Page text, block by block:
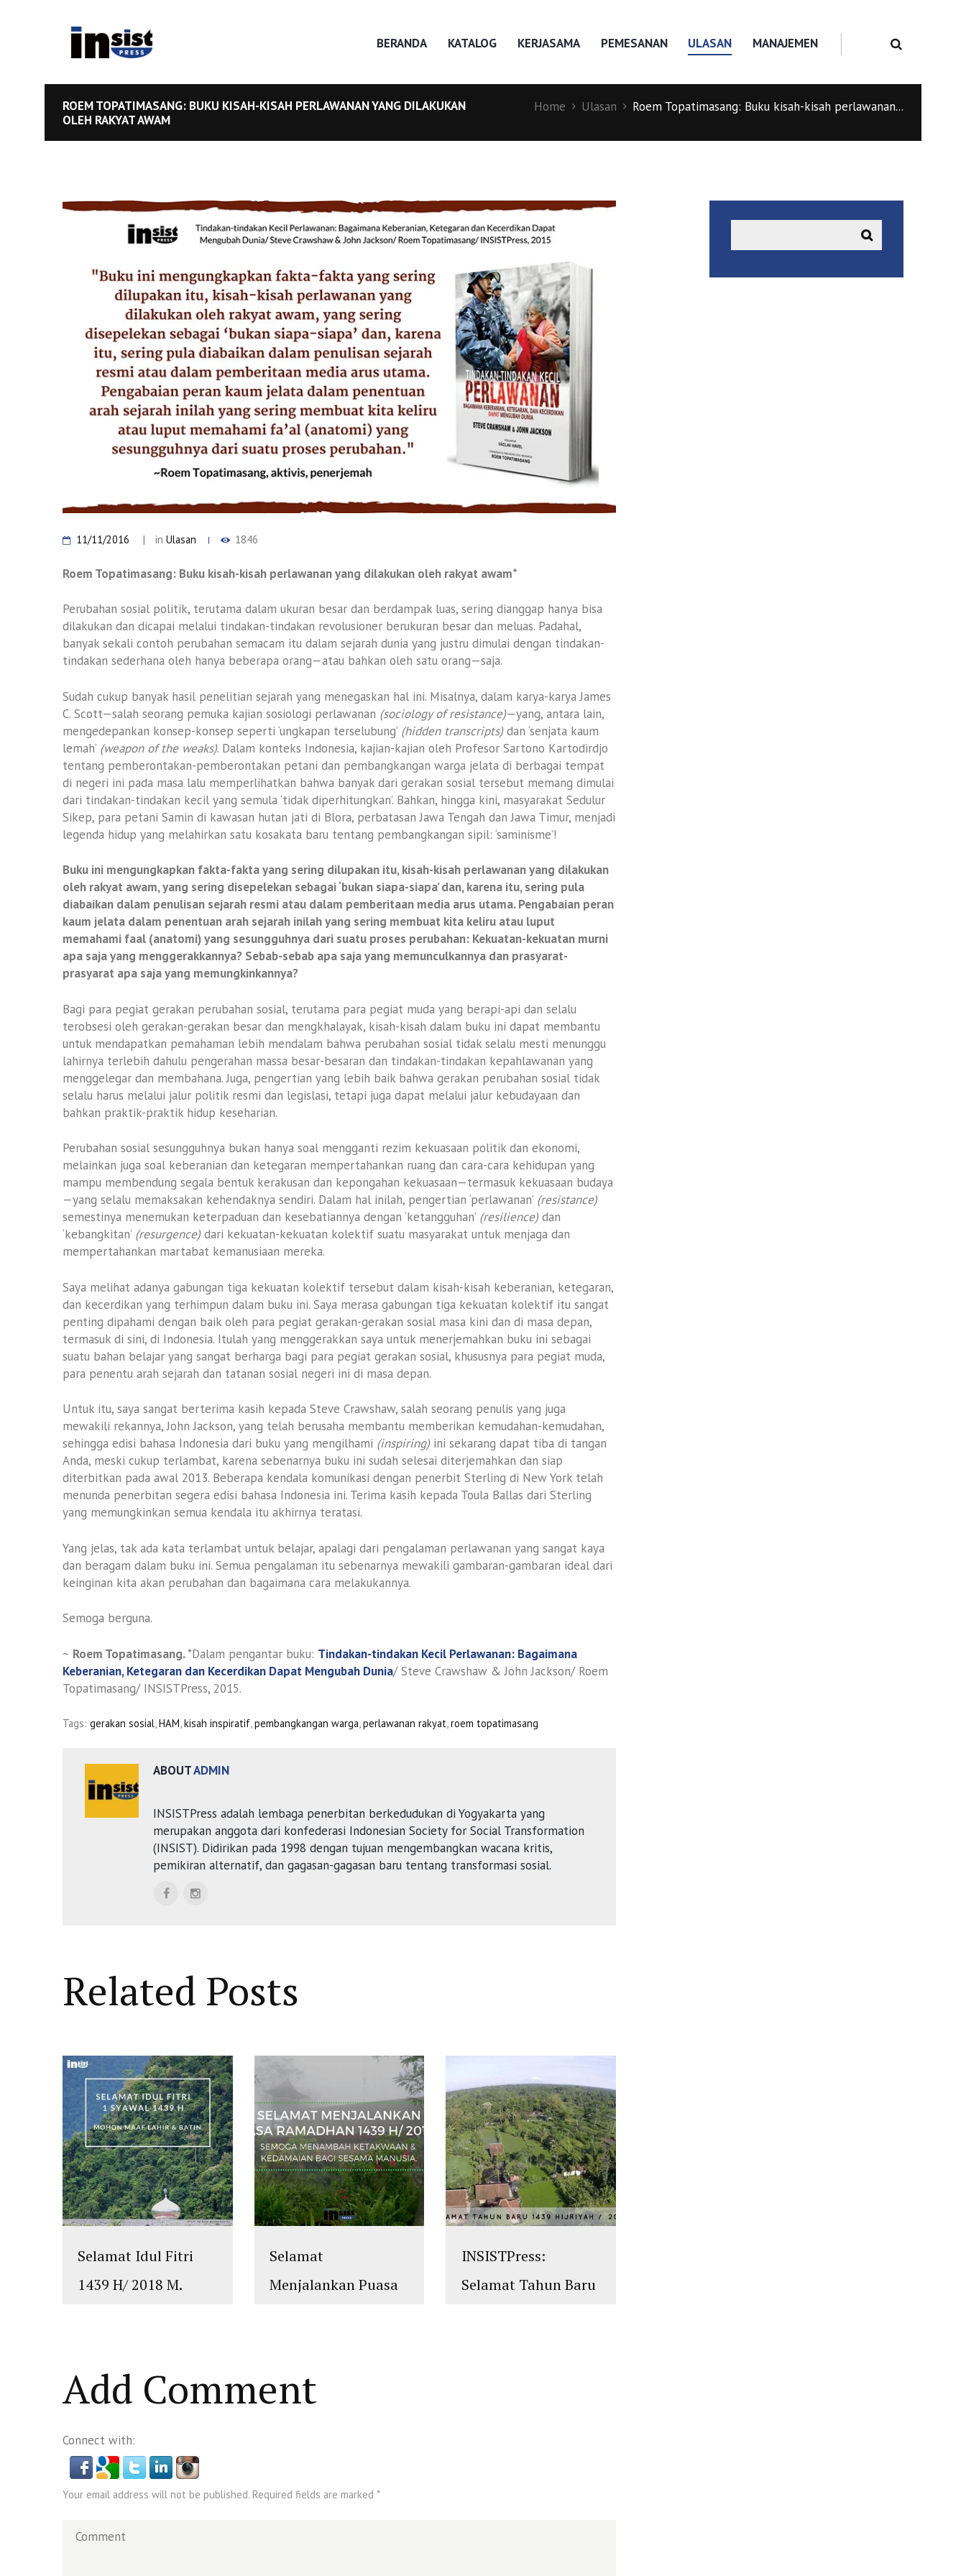
BERANDA KATALOG KERJASAMA PEMESANAN ULASAN MANAJEMEN
ROEM TOPATIMASANG: BUKU KISAH-KISAH PERLAWANAN YANG DILAKUKAN
OLEH RAKYAT AWAM
Home Ulasan Roem Topatimasang: Buku kisah-kisah perlawanan...
11/11/2016 inUlasan 1846
Roem Topatimasang: Buku kisah-kisah perlawanan yang dilakukan oleh rakyat awam*
Perubahan sosial politik, terutama dalam ukuran besar dan berdampak luas, sering dianggap hanya bisa
dilakukan dan dicapai melalui tindakan-tindakan revolusioner berukuran besar dan meluas. Padahal,
banyak sekali contoh perubahan semacam itu dalam sejarah dunia yang justru dimulai dengan tindakan-
tindakan sederhana oleh hanya beberapa orang—atau bahkan oleh satu orang—saja.
Sudah cukup banyak hasil penelitian sejarah yang menegaskan hal ini. Misalnya, dalam karya-karya James
C. Scott—salah seorang pemuka kajian sosiologi perlawanan (sociology of resistance)—yang, antara lain,
mengedepankan konsep-konsep seperti ‘ungkapan terselubung’ (hidden transcripts) dan ‘senjata kaum
lemah’ (weapon of the weaks). Dalam konteks Indonesia, kajian-kajian oleh Profesor Sartono Kartodirdjo
tentang pemberontakan-pemberontakan petani dan pembangkangan warga jelata di berbagai tempat
di negeri ini pada masa lalu memperlihatkan bahwa banyak dari gerakan sosial tersebut memang dimulai
dari tindakan-tindakan kecil yang semula ‘tidak diperhitungkan’. Bahkan, hingga kini, masyarakat Sedulur
Sikep, para petani Samin di kawasan hutan jati di Blora, perbatasan Jawa Tengah dan Jawa Timur, menjadi
legenda hidup yang melahirkan satu kosakata baru tentang pembangkangan sipil: ‘saminisme’!
Buku ini mengungkapkan fakta-fakta yang sering dilupakan itu, kisah-kisah perlawanan yang dilakukan
oleh rakyat awam, yang sering disepelekan sebagai ‘bukan siapa-siapa’ dan, karena itu, sering pula
diabaikan dalam penulisan sejarah resmi atau dalam pemberitaan media arus utama. Pengabaian peran
kaum jelata dalam penentuan arah sejarah inilah yang sering membuat kita keliru atau luput
memahami faal (anatomi) yang sesungguhnya dari suatu proses perubahan: Kekuatan-kekuatan murni
apa saja yang menggerakkannya? Sebab-sebab apa saja yang memunculkannya dan prasyarat-
prasyarat apa saja yang memungkinkannya?
Bagi para pegiat gerakan perubahan sosial, terutama para pegiat muda yang berapi-api dan selalu
terobsesi oleh gerakan-gerakan besar dan mengkhalayak, kisah-kisah dalam buku ini dapat membantu
untuk mendapatkan pemahaman lebih mendalam bahwa perubahan sosial tidak selalu mesti menunggu
lahirnya terlebih dahulu pengerahan massa besar-besaran dan tindakan-tindakan kepahlawanan yang
menggelegar dan membahana. Juga, pengertian yang lebih baik bahwa gerakan perubahan sosial tidak
selalu harus melalui jalur politik resmi dan legislasi, tetapi juga dapat melalui jalur kebudayaan dan
bahkan praktik-praktik hidup keseharian.
Perubahan sosial sesungguhnya bukan hanya soal mengganti rezim kekuasaan politik dan ekonomi,
melainkan juga soal keberanian dan ketegaran mempertahankan ruang dan cara-cara kehidupan yang
mampu membendung segala bentuk kerakusan dan kepongahan kekuasaan—termasuk kekuasaan budaya
—yang selalu memaksakan kehendaknya sendiri. Dalam hal inilah, pengertian ‘perlawanan’ (resistance)
semestinya menemukan keterpaduan dan kesebatiannya dengan ‘ketangguhan’ (resilience) dan
‘kebangkitan’ (resurgence) dari kekuatan-kekuatan kolektif suatu masyarakat untuk menjaga dan
mempertahankan martabat kemanusiaan mereka.
Saya melihat adanya gabungan tiga kekuatan kolektif tersebut dalam kisah-kisah keberanian, ketegaran,
dan kecerdikan yang terhimpun dalam buku ini. Saya merasa gabungan tiga kekuatan kolektif itu sangat
penting dipahami dengan baik oleh para pegiat gerakan-gerakan sosial masa kini dan di masa depan,
termasuk di sini, di Indonesia. Itulah yang menggerakkan saya untuk menerjemahkan buku ini sebagai
suatu bahan belajar yang sangat berharga bagi para pegiat gerakan sosial, khususnya para pegiat muda,
para penentu arah sejarah dan tatanan sosial negeri ini di masa depan.
Untuk itu, saya sangat berterima kasih kepada Steve Crawshaw, salah seorang penulis yang juga
mewakili rekannya, John Jackson, yang telah berusaha membantu memberikan kemudahan-kemudahan,
sehingga edisi bahasa Indonesia dari buku yang mengilhami (inspiring) ini sekarang dapat tiba di tangan
Anda, meski cukup terlambat, karena sebenarnya buku ini sudah selesai diterjemahkan dan siap
diterbitkan pada awal 2013. Beberapa kendala komunikasi dengan penerbit Sterling di New York telah
menunda penerbitan segera edisi bahasa Indonesia ini. Terima kasih kepada Toula Ballas dari Sterling
yang memungkinkan semua kendala itu akhirnya teratasi.
Yang jelas, tak ada kata terlambat untuk belajar, apalagi dari pengalaman perlawanan yang sangat kaya
dan beragam dalam buku ini. Semua pengalaman itu sebenarnya mewakili gambaran-gambaran ideal dari
keinginan kita akan perubahan dan bagaimana cara melakukannya.
Semoga berguna.
~ Roem Topatimasang.*Dalam pengantar buku: Tindakan-tindakan Kecil Perlawanan: Bagaimana
Keberanian, Ketegaran dan Kecerdikan Dapat Mengubah Dunia/ Steve Crawshaw & John Jackson/ Roem
Topatimasang/ INSISTPress, 2015.
Tags: gerakan sosial,HAM,kisah inspiratif,pembangkangan warga,perlawanan rakyat,roem topatimasang
ABOUTADMIN
INSISTPress adalah lembaga penerbitan berkedudukan di Yogyakarta yang
merupakan anggota dari konfederasi Indonesian Society for Social Transformation
(INSIST). Didirikan pada 1998 dengan tujuan mengembangkan wacana kritis,
pemikiran alternatif, dan gagasan-gagasan baru tentang transformasi sosial.
Related Posts
Selamat Idul Fitri
1439 H/ 2018 M.
Selamat
Menjalankan Puasa
INSISTPress:
Selamat Tahun Baru
Add Comment
Connect with:
Your email address will not be published. Required fields are marked *